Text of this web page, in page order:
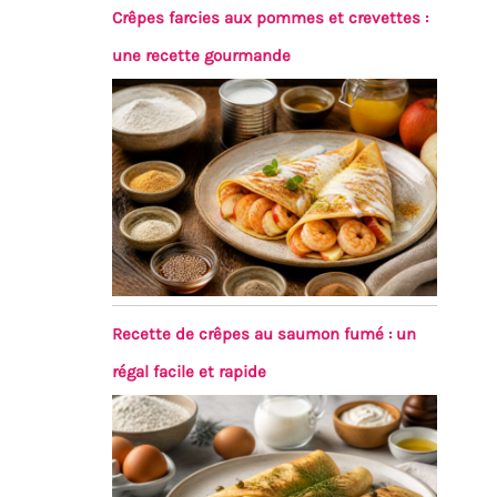
Crêpes farcies aux pommes et crevettes :
une recette gourmande
Recette de crêpes au saumon fumé : un
régal facile et rapide